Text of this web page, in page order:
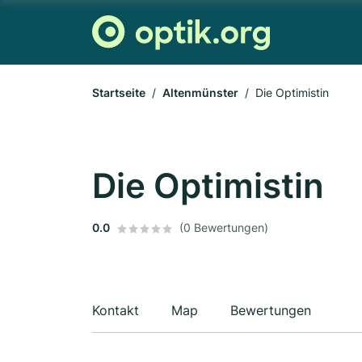
Startseite Altenmünster Die Optimistin
Die Optimistin
0.0 (0 Bewertungen)
Kontakt Map Bewertungen